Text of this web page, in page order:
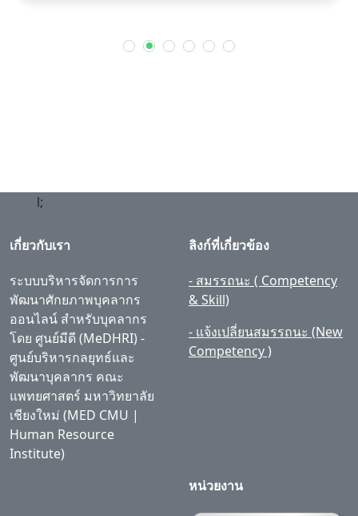
l;
เกี่ยวกับเรา
ระบบบริหารจัดการการ
พัฒนาศักยภาพบุคลากร
ออนไลน์ สำหรับบุคลากร
โดย ศูนย์มีดี (MeDHRI) -
ศูนย์บริหารกลยุทธ์และ
พัฒนาบุคลากร คณะ
แพทยศาสตร์ มหาวิทยาลัย
เชียงใหม่ (MED CMU |
Human Resource
Institute)
ลิงก์ที่เกี่ยวข้อง
- สมรรถนะ ( Competency
& Skill)
- แจ้งเปลี่ยนสมรรถนะ (New
Competency )
หน่วยงาน